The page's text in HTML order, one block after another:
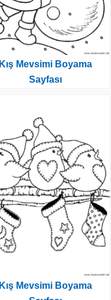
Kış Mevsimi Boyama
Sayfası
Kış Mevsimi Boyama